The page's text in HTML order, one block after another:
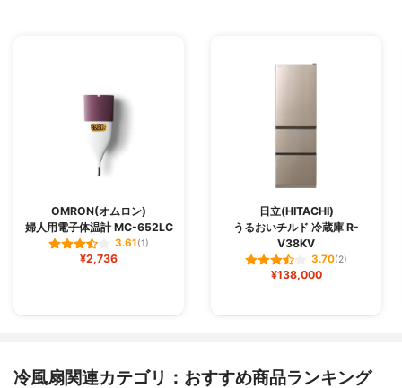
OMRON(オムロン)
婦人用電子体温計 MC-652LC
3.61(1)
¥2,736
日立(HITACHI)
うるおいチルド 冷蔵庫 R-
V38KV
3.70(2)
¥138,000
冷風扇関連カテゴリ：おすすめ商品ランキング